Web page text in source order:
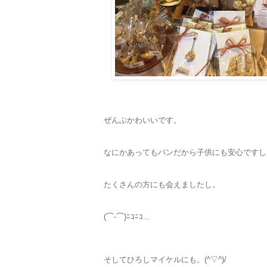
ぜんぶかわいいです。
なにかあってもパンだから子供にも安心です
たくさんの方にも会えましたし。
(⌒-⌒)ﾆｺﾆｺ...
そしてひろしマイケルにも。(^▽^)/